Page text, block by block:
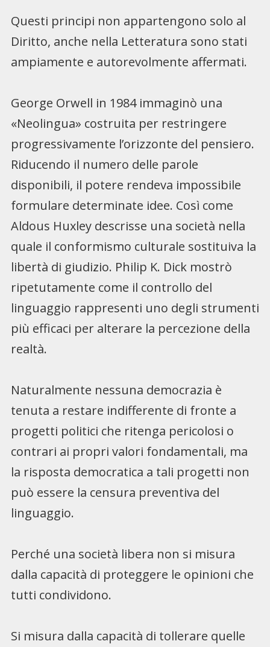
Questi principi non appartengono solo al
Diritto, anche nella Letteratura sono stati
ampiamente e autorevolmente affermati.
George Orwell in 1984 immaginò una
«Neolingua» costruita per restringere
progressivamente l’orizzonte del pensiero.
Riducendo il numero delle parole
disponibili, il potere rendeva impossibile
formulare determinate idee. Così come
Aldous Huxley descrisse una società nella
quale il conformismo culturale sostituiva la
libertà di giudizio. Philip K. Dick mostrò
ripetutamente come il controllo del
linguaggio rappresenti uno degli strumenti
più efficaci per alterare la percezione della
realtà.
Naturalmente nessuna democrazia è
tenuta a restare indifferente di fronte a
progetti politici che ritenga pericolosi o
contrari ai propri valori fondamentali, ma
la risposta democratica a tali progetti non
può essere la censura preventiva del
linguaggio.
Perché una società libera non si misura
dalla capacità di proteggere le opinioni che
tutti condividono.
Si misura dalla capacità di tollerare quelle